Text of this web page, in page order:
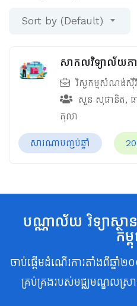
Sort by (Default)
សាកលវិទ្យាល័យភា
វិស្វកម្មសំណង់ស៊ី
សួន សុផានិត,
តុលា
សារណាបញ្ចប់ឆ្នាំ
បណ្ណាល័យ វិទ្យាស្ថា
កម្
ចាប់ផ្តើមដំណើរការតាំងពីឆ្នាំ២
គ្រប់គ្រងរបស់មជ្ឈមណ្ឌលស្រាវ